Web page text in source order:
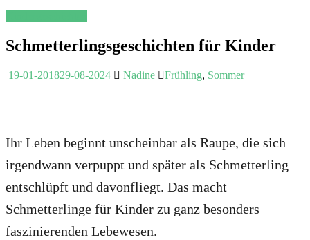
Schmetterlingsgeschichten für Kinder
19-01-201829-08-2024 Nadine Frühling, Sommer
Ihr Leben beginnt unscheinbar als Raupe, die sich
irgendwann verpuppt und später als Schmetterling
entschlüpft und davonfliegt. Das macht
Schmetterlinge für Kinder zu ganz besonders
faszinierenden Lebewesen.